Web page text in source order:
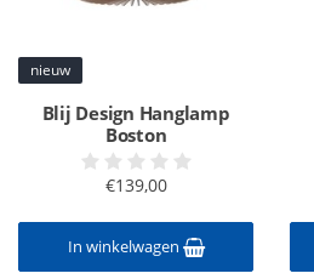
nieuw
Blij Design Hanglamp
Boston
€139,00
In winkelwagen